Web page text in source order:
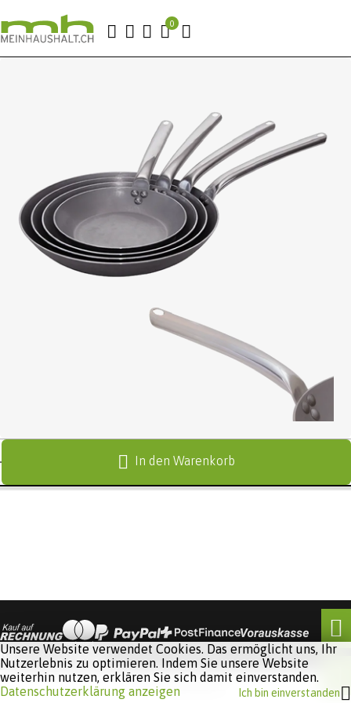
In den Warenkorb
Software:
Unsere Website verwendet Cookies. Das ermöglicht uns, Ihr
Nutzerlebnis zu optimieren. Indem Sie unsere Website
weiterhin nutzen, erklären Sie sich damit einverstanden.
Datenschutzerklärung anzeigen
Ich bin einverstanden